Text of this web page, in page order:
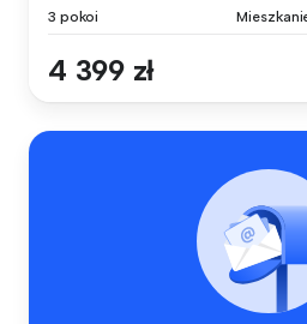
3 pokoi
4 399 zł